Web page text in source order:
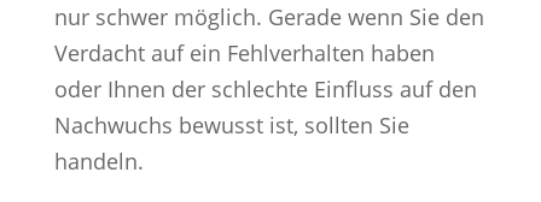
nur schwer möglich. Gerade wenn Sie den
Verdacht auf ein Fehlverhalten haben
oder Ihnen der schlechte Einfluss auf den
Nachwuchs bewusst ist, sollten Sie
handeln.